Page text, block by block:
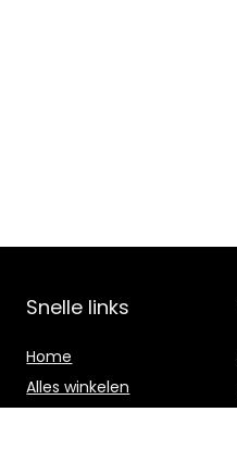
Snelle links
Home
Alles winkelen